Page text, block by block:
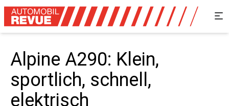
Alpine A290: Klein,
sportlich, schnell,
elektrisch